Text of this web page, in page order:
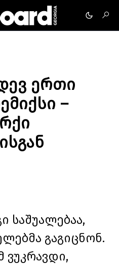
ერთი
–
საშუალებაა,
გაგიცნონ.